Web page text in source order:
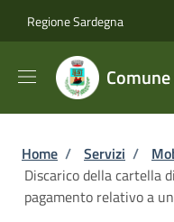
Regione Sardegna
Briciole di
Home / Servizi /
Discarico della cartella
pagamento relativo a